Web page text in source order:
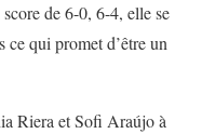
de 6-0, 6-4, elle se
qui promet d’être un
Riera et Sofi Araújo à